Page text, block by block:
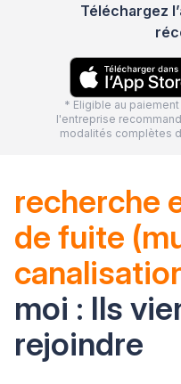
Téléchargez
* Eligible au
l'entreprise
modalités complètes
recherche
de fuite
moi : Ils
rejoindre